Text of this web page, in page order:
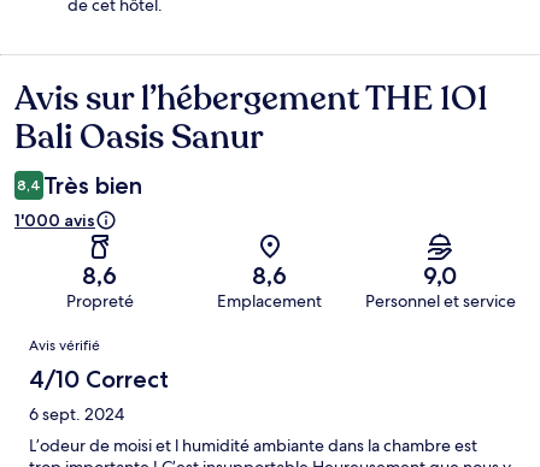
de cet hôtel.
Avis
Avis sur l’hébergement THE 1O1
Bali Oasis Sanur
8,4 Très bien
1'000 avis
8,6
Propreté
8,6
Emplacement
9,0
Personnel et service
Avis
Avis vérifié
4/10 Correct
6 sept. 2024
L’odeur de moisi et l humidité ambiante dans la chambre est